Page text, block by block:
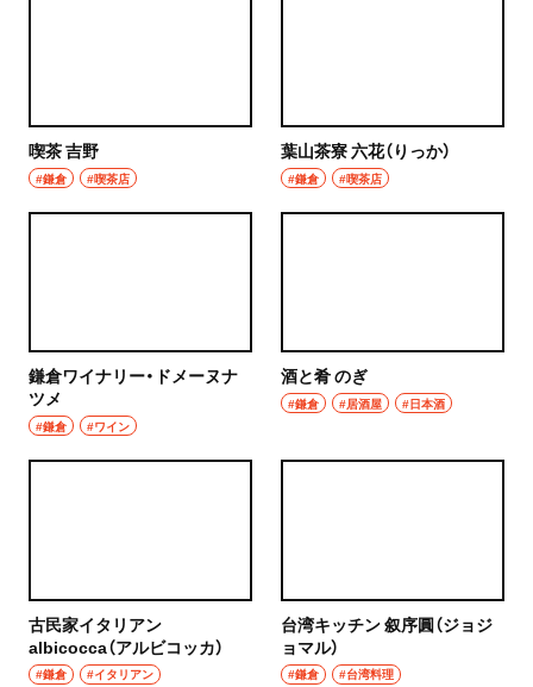
喫茶 吉野
#鎌倉 #喫茶店
葉山茶寮 六花（りっか）
#鎌倉 #喫茶店
鎌倉ワイナリー・ドメーヌナ
ツメ
#鎌倉 #ワイン
酒と肴 のぎ
#鎌倉 #居酒屋 #日本酒
古民家イタリアン
albicocca（アルビコッカ）
#鎌倉 #イタリアン
台湾キッチン 叙序圓（ジョジ
ョマル）
#鎌倉 #台湾料理